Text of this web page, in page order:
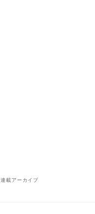
連載アーカイブ